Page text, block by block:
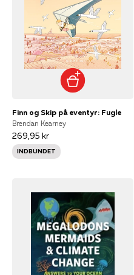
Finn og Skip på eventyr: Fugle
Brendan Kearney
269,95 kr
INDBUNDET